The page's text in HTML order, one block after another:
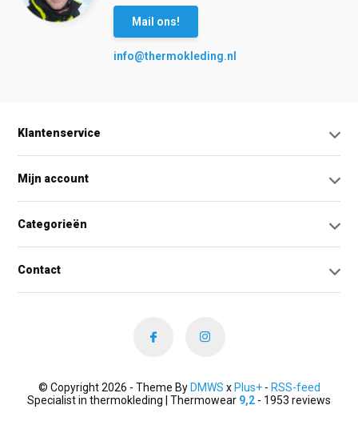
Mail ons!
info@thermokleding.nl
Klantenservice
Mijn account
Categorieën
Contact
© Copyright 2026 - Theme By DMWS x Plus+- RSS-feed
Specialist in thermokleding | Thermowear 9,2 - 1953 reviews